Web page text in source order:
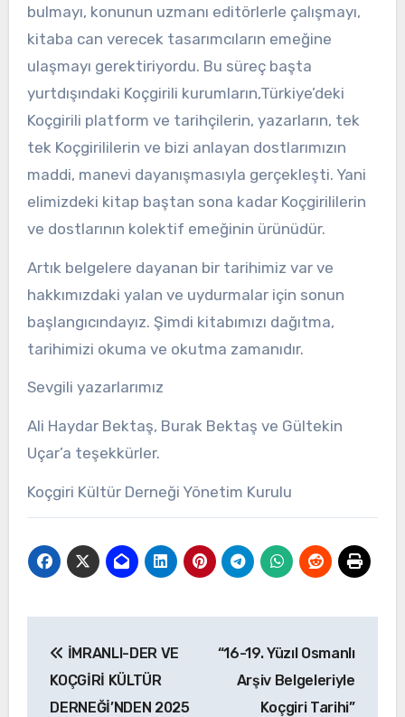
bulmayı, konunun uzmanı editörlerle çalışmayı,
kitaba can verecek tasarımcıların emeğine
ulaşmayı gerektiriyordu. Bu süreç başta
yurtdışındaki Koçgirili kurumların,Türkiye’deki
Koçgirili platform ve tarihçilerin, yazarların, tek
tek Koçgirililerin ve bizi anlayan dostlarımızın
maddi, manevi dayanışmasıyla gerçekleşti. Yani
elimizdeki kitap baştan sona kadar Koçgirililerin
ve dostlarının kolektif emeğinin ürünüdür.
Artık belgelere dayanan bir tarihimiz var ve
hakkımızdaki yalan ve uydurmalar için sonun
başlangıcındayız. Şimdi kitabımızı dağıtma,
tarihimizi okuma ve okutma zamanıdır.
Sevgili yazarlarımız
Ali Haydar Bektaş, Burak Bektaş ve Gültekin
Uçar’a teşekkürler.
Koçgiri Kültür Derneği Yönetim Kurulu
gezinmesi
İMRANLI-DER VE
KOÇGİRİ KÜLTÜR
DERNEĞİ’NDEN 2025
“16-19. Yüzıl Osmanlı
Arşiv Belgeleriyle
Koçgiri Tarihi”